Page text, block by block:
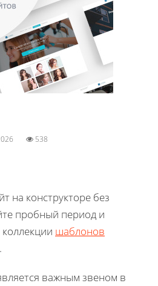
2026 538
на конструкторе без
пробный период и
шаблонов
.
важным звеном в